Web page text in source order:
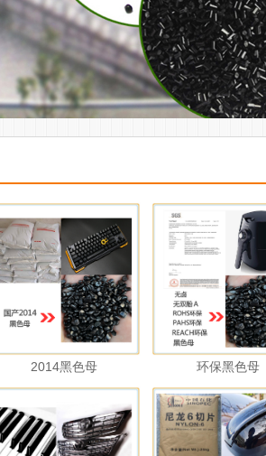
2014黑色母 环保黑色母